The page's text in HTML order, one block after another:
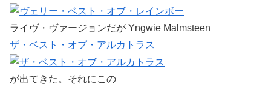
ライヴ・ヴァージョンだが Yngwie Malmsteen
ザ・ベスト・オブ・アルカトラス
が出てきた。それにこの